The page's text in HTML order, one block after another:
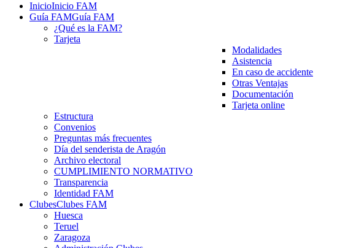
InicioInicio FAM
Guía FAMGuía FAM
¿Qué es la FAM?
Tarjeta
Modalidades
Asistencia
En caso de accidente
Otras Ventajas
Documentación
Tarjeta online
Estructura
Convenios
Preguntas más frecuentes
Día del senderista de Aragón
Archivo electoral
CUMPLIMIENTO NORMATIVO
Transparencia
Identidad FAM
ClubesClubes FAM
Huesca
Teruel
Zaragoza